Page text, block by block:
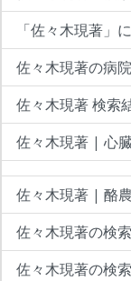
「佐々木現著」
佐々木現著の病
佐々木現著 検索
佐々木現著 | 心
佐々木現著 | 酪
佐々木現著の検
佐々木現著の検